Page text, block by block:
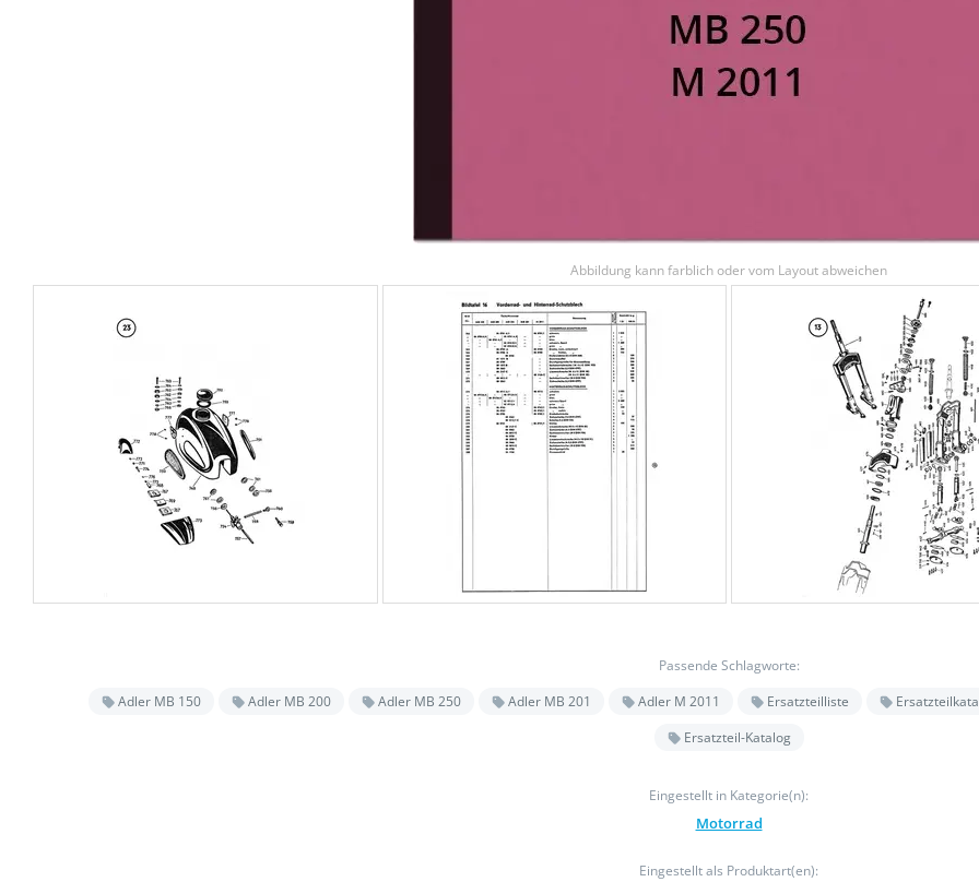
Abbildung kann farblich oder vom Layout abweichen
Passende Schlagworte:
Adler MB 150
Adler MB 200 Adler MB 250 Adler MB 201 Adler M 2011 Ersatzteilliste
Ersatzteil-Katalog
Eingestellt in Kategorie(n):
Motorrad
Eingestellt als Produktart(en):